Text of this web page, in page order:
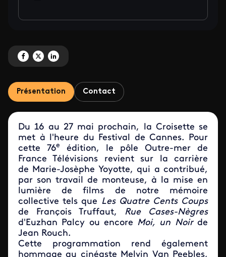
Partagez 'Programmation spéciale sur les antennes du pôle Outre-mer de
Partagez 'Programmation spéciale sur les antennes du pôle Outre-
Partagez 'Programmation spéciale sur les antennes du pôle
Présentation Contact
Du 16 au 27 mai prochain, la Croisette se
met à l'heure du Festival de Cannes. Pour
cette 76e
édition, le pôle Outre-mer de
France Télévisions revient sur la carrière
de Marie-Josèphe Yoyotte, qui a contribué,
par son travail de monteuse, à la mise en
lumière de films de notre mémoire
collective tels que Les Quatre Cents Coups
de François Truffaut, Rue Cases-Nègres
d'Euzhan Palcy ou encore Moi, un Noirde
Jean Rouch.
Cette programmation rend également
hommage au cinéaste Melvin Van Peebles,